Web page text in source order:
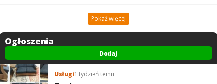
Pokaż więcej
Ogłoszenia
Dodaj
Usługi1 tydzień temu